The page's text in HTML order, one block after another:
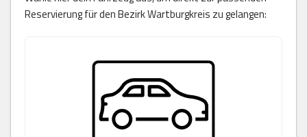
Reservierung für den Bezirk Wartburgkreis zu gelangen: